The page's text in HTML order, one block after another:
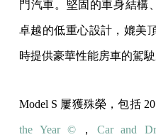
門汽車。堅固的車身結構
卓越的低重心設計，媲美
時提供豪華性能房車的駕駛
Model S 屢獲殊榮，包括
the Year © ， Car and